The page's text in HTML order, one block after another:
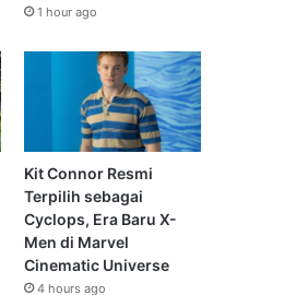
1 hour ago
Kit Connor Resmi
Terpilih sebagai
Cyclops, Era Baru X-
Men di Marvel
Cinematic Universe
4 hours ago